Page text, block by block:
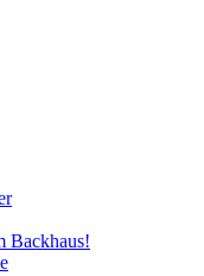
Backhaus!